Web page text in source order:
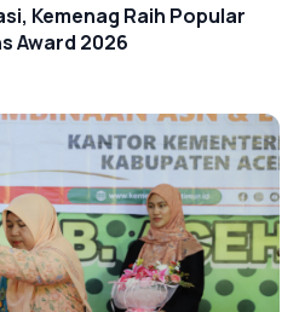
Kemenag Raih Popular
Award 2026